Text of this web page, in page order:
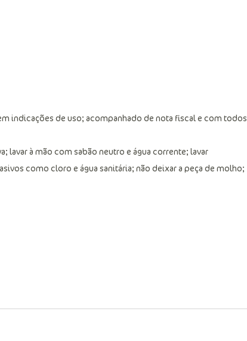
indicações de uso; acompanhado de nota fiscal e com todos
lavar à mão com sabão neutro e água corrente; lavar
como cloro e água sanitária; não deixar a peça de molho;